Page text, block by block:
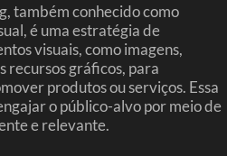
também conhecido como
é uma estratégia de
visuais, como imagens,
recursos gráficos, para
produtos ou serviços. Essa
o público-alvo por meio de
e relevante.